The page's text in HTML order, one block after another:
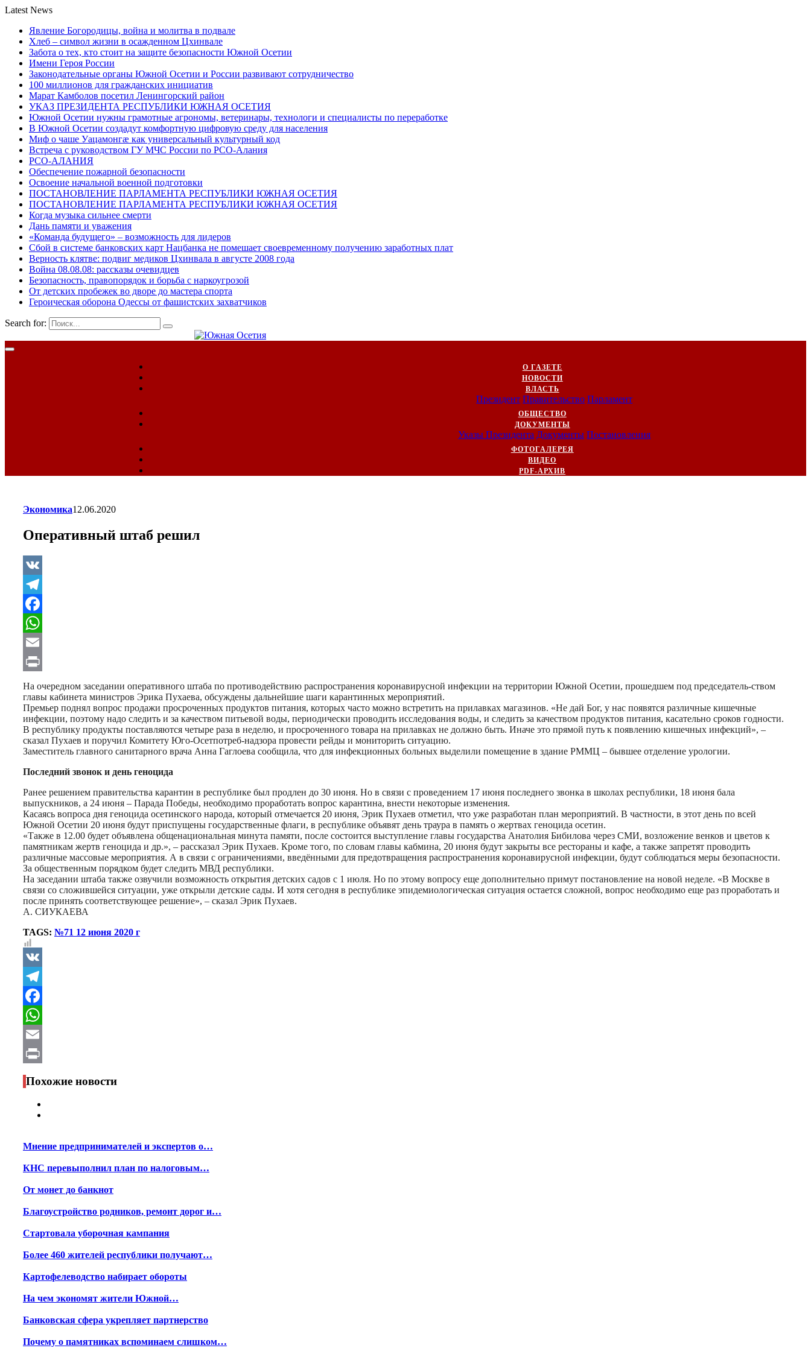
Latest News
Явление Богородицы, война и молитва в подвале
Хлеб – символ жизни в осажденном Цхинвале
Забота о тех, кто стоит на защите безопасности Южной Осетии
Имени Героя России
Законодательные органы Южной Осетии и России развивают сотрудничество
100 миллионов для гражданских инициатив
Марат Камболов посетил Ленингорский район
УКАЗ ПРЕЗИДЕНТА РЕСПУБЛИКИ ЮЖНАЯ ОСЕТИЯ
Южной Осетии нужны грамотные агрономы, ветеринары, технологи и специалисты по переработке
В Южной Осетии создадут комфортную цифровую среду для населения
Миф о чаше Уацамонгæ как универсальный культурный код
Встреча с руководством ГУ МЧС России по РСО-Алания
РСО-АЛАНИЯ
Обеспечение пожарной безопасности
Освоение начальной военной подготовки
ПОСТАНОВЛЕНИЕ ПАРЛАМЕНТА РЕСПУБЛИКИ ЮЖНАЯ ОСЕТИЯ
ПОСТАНОВЛЕНИЕ ПАРЛАМЕНТА РЕСПУБЛИКИ ЮЖНАЯ ОСЕТИЯ
Когда музыка сильнее смерти
Дань памяти и уважения
«Команда будущего» – возможность для лидеров
Сбой в системе банковских карт Нацбанка не помешает своевременному получению заработных плат
Верность клятве: подвиг медиков Цхинвала в августе 2008 года
Война 08.08.08: рассказы очевидцев
Безопасность, правопорядок и борьба с наркоугрозой
От детских пробежек во дворе до мастера спорта
Героическая оборона Одессы от фашистских захватчиков
Search for:
О ГАЗЕТЕ
НОВОСТИ
ВЛАСТЬ
Президент Правительство Парламент
ОБЩЕСТВО
ДОКУМЕНТЫ
Указы Президента Документы Постановления
ФОТОГАЛЕРЕЯ
ВИДЕО
PDF-АРХИВ
Экономика12.06.2020
Оперативный штаб решил
VK
Telegram
Facebook
WhatsApp
Email
Print
На очередном заседании оперативного штаба по противодействию распространения коронавирусной инфекции на территории Южной Осетии, прошедшем под председатель-ством
главы кабинета министров Эрика Пухаева, обсуждены дальнейшие шаги карантинных мероприятий.
Премьер поднял вопрос продажи просроченных продуктов питания, которых часто можно встретить на прилавках магазинов. «Не дай Бог, у нас появятся различные кишечные
инфекции, поэтому надо следить и за качеством питьевой воды, периодически проводить исследования воды, и следить за качеством продуктов питания, касательно сроков годности.
В республику продукты поставляются четыре раза в неделю, и просроченного товара на прилавках не должно быть. Иначе это прямой путь к появлению кишечных инфекций», –
сказал Пухаев и поручил Комитету Юго-Осетпотреб-надзора провести рейды и мониторить ситуацию.
Заместитель главного санитарного врача Анна Гаглоева сообщила, что для инфекционных больных выделили помещение в здание РММЦ – бывшее отделение урологии.
Последний звонок и день геноцида
Ранее решением правительства карантин в республике был продлен до 30 июня. Но в связи с проведением 17 июня последнего звонка в школах республики, 18 июня бала
выпускников, а 24 июня – Парада Победы, необходимо проработать вопрос карантина, внести некоторые изменения.
Касаясь вопроса дня геноцида осетинского народа, который отмечается 20 июня, Эрик Пухаев отметил, что уже разработан план мероприятий. В частности, в этот день по всей
Южной Осетии 20 июня будут приспущены государственные флаги, в республике объявят день траура в память о жертвах геноцида осетин.
«Также в 12.00 будет объявлена общенациональная минута памяти, после состоится выступление главы государства Анатолия Бибилова через СМИ, возложение венков и цветов к
памятникам жертв геноцида и др.», – рассказал Эрик Пухаев. Кроме того, по словам главы кабмина, 20 июня будут закрыты все рестораны и кафе, а также запретят проводить
различные массовые мероприятия. А в связи с ограничениями, введёнными для предотвращения распространения коронавирусной инфекции, будут соблюдаться меры безопасности.
За общественным порядком будет следить МВД республики.
На заседании штаба также озвучили возможность открытия детских садов с 1 июля. Но по этому вопросу еще дополнительно примут постановление на новой неделе. «В Москве в
связи со сложившейся ситуации, уже открыли детские сады. И хотя сегодня в республике эпидемиологическая ситуация остается сложной, вопрос необходимо еще раз проработать и
после принять соответствующее решение», – сказал Эрик Пухаев.
А. СИУКАЕВА
TAGS: №71 12 июня 2020 г
VK
Telegram
Facebook
WhatsApp
Email
Print
Похожие новости
Мнение предпринимателей и экспертов о…
КНС перевыполнил план по налоговым…
От монет до банкнот
Благоустройство родников, ремонт дорог и…
Стартовала уборочная кампания
Более 460 жителей республики получают…
Картофелеводство набирает обороты
На чем экономят жители Южной…
Банковская сфера укрепляет партнерство
Почему о памятниках вспоминаем слишком…